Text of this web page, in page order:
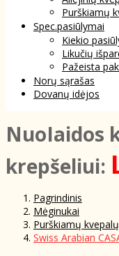
Purškiamų
Spec.pasiūlymai
Kiekio
Likučių
Pažeista
Norų sąrašas
Dovanų idėjos
NuoIaidos
krepšeliui:
Pagrindinis
Mėginukai
Purškiamų
Swiss Arabian